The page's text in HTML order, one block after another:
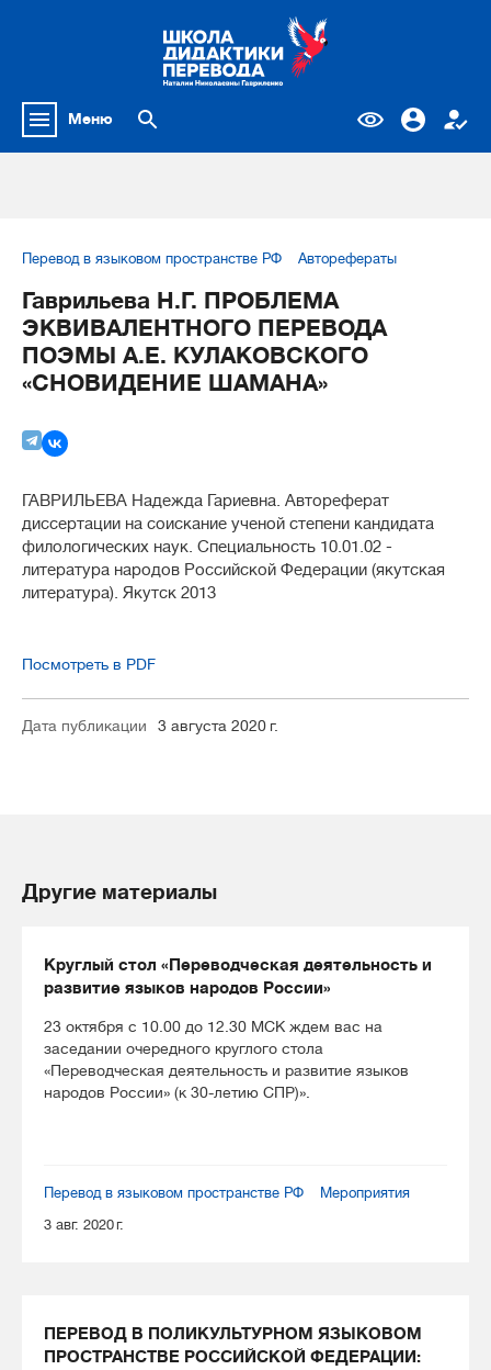
Меню
Перевод в языковом пространстве РФ Авторефераты
Гаврильева Н.Г. ПРОБЛЕМА
ЭКВИВАЛЕНТНОГО ПЕРЕВОДА
ПОЭМЫ А.Е. КУЛАКОВСКОГО
«СНОВИДЕНИЕ ШАМАНА»
ГАВРИЛЬЕВА Надежда Гариевна. Автореферат
диссертации на соискание ученой степени кандидата
филологических наук. Специальность 10.01.02 -
литература народов Российской Федерации (якутская
литература). Якутск 2013
Посмотреть в PDF
Дата публикации 3 августа 2020 г.
Другие материалы
Круглый стол «Переводческая деятельность и
развитие языков народов России»
23 октября с 10.00 до 12.30 МСК ждем вас на
заседании очередного круглого стола
«Переводческая деятельность и развитие языков
народов России» (к 30-летию СПР)».
Перевод в языковом пространстве РФ
Мероприятия
3 авг. 2020 г.
ПЕРЕВОД В ПОЛИКУЛЬТУРНОМ ЯЗЫКОВОМ
ПРОСТРАНСТВЕ РОССИЙСКОЙ ФЕДЕРАЦИИ: